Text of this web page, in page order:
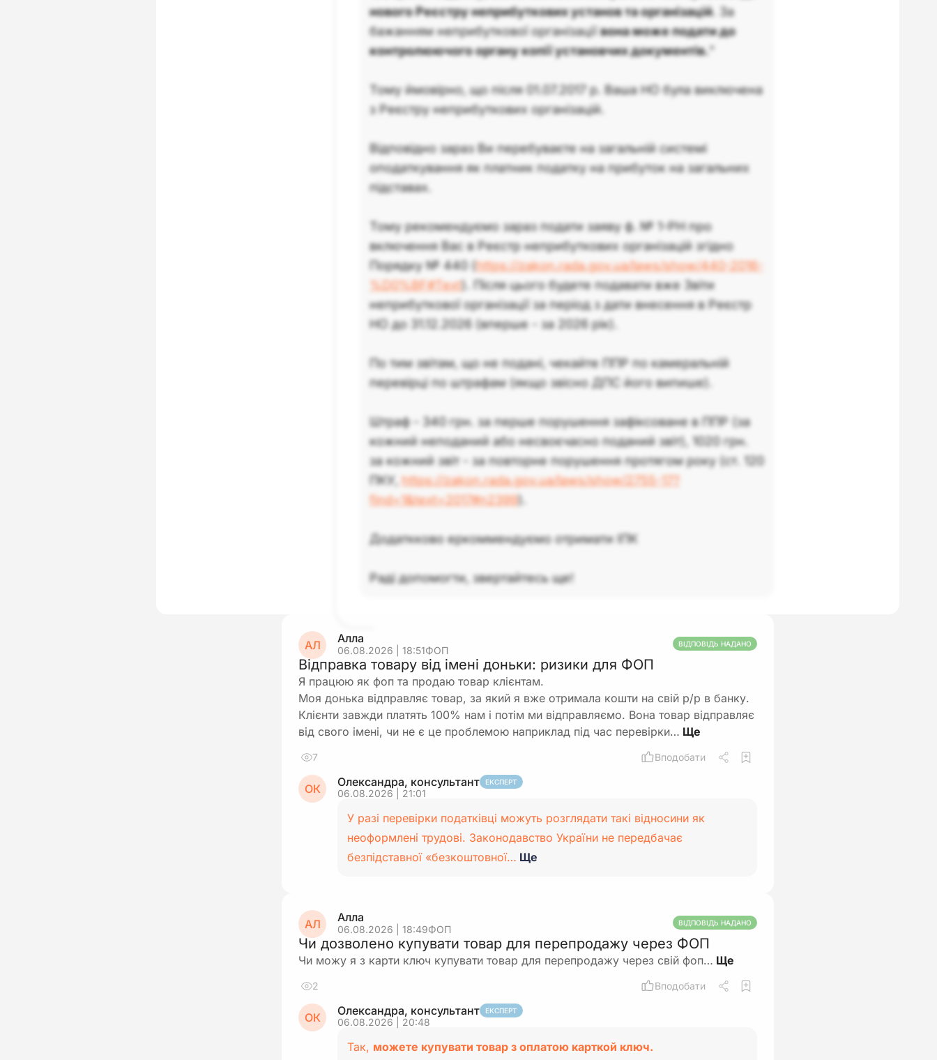
нового Реєстру неприбуткових установ та організацій. За
бажанням неприбуткової організаціївона може подати до
контролюючого органу копії установчих документів."
Тому ймовірно, що після 01.07.2017 р. Ваша НО була виключена
з Реєстру неприбуткових організацій.
Відповідно зараз Ви перебуваєте на загальній системі
оподаткування як платник податку на прибуток на загальних
підставах.
Тому рекомендуємо зараз подати заяву ф. № 1-РН про
включення Вас в Реєстр неприбуткових організацій згідно
Порядку № 440 (https://zakon.rada.gov.ua/laws/show/440-2016-
%D0%BF#Text). Після цього будете подавати вже Звіти
неприбуткової організації за період з дати внесення в Реєстр
НО до 31.12.2026 (вперше - за 2026 рік).
По тим звітам, що не подані, чекайте ППР по камеральній
перевірці по штрафам (якщо звісно ДПС його випише).
Штраф - 340 грн. за перше порушення зафіксоване в ППР (за
кожний неподаний або несвоєчасно поданий звіт), 1020 грн.
за кожний звіт - за повторне порушення протягом року (ст. 120
ПКУ, https://zakon.rada.gov.ua/laws/show/2755-17?
find=1&text=2017#n2399).
Додаткково еркоммендуємо отримати ІПК
Раді допомогти, звертайтесь ще!
АЛ Алла
06.08.2026 | 18:51ФОП
ВІДПОВІДЬ НАДАНО
Відправка товару від імені доньки: ризики для ФОП
Я працюю як фоп та продаю товар клієнтам.
Моя донька відправляє товар, за який я вже отримала кошти на свій р/р в банку.
Клієнти завжди платять 100% нам і потім ми відправляємо. Вона товар відправляє
від свого імені, чи не є це проблемою наприклад під час перевірки…
7 Вподобати
ОК Олександра, консультант ЕКСПЕРТ
06.08.2026 | 21:01
У разі перевірки податківці можуть розглядати такі відносини як
неоформлені трудові. Законодавство України не передбачає
безпідставної «безкоштовної… Ще
АЛ Алла
06.08.2026 | 18:49ФОП
ВІДПОВІДЬ НАДАНО
Чи дозволено купувати товар для перепродажу через ФОП
Чи можу я з карти ключ купувати товар для перепродажу через свій фоп…
2 Вподобати
ОК Олександра, консультант ЕКСПЕРТ
06.08.2026 | 20:48
Так, можете купувати товар з оплатою карткой ключ.